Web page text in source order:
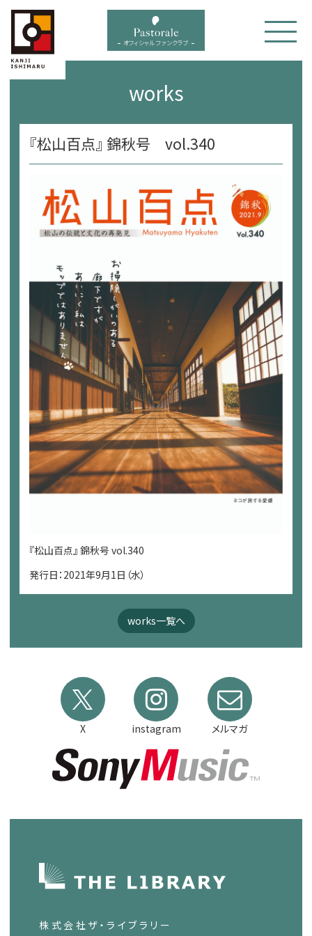
menu オフィシャル ファンクラブ
works
『松山百点』 錦秋号 vol.340
『松山百点』 錦秋号 vol.340
発行日：2021年9月1日（水）
works一覧へ
X instagram メルマガ
株式会社ザ・ライブラリー